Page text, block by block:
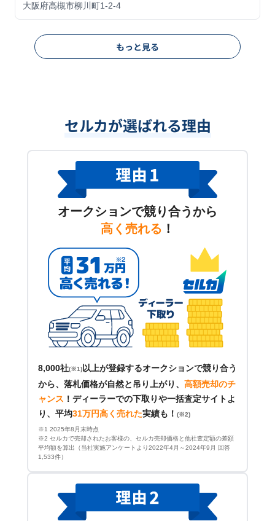
大阪府高槻市柳川町1-2-4
もっと見る
セルカが選ばれる理由
オークションで競り合うから
高く売れる ！
8,000社(※1) 以上が登録するオークションで競り合う
から、落札価格が自然と吊り上がり、 高額売却のチ
ャンス ！ ディーラーでの下取りや一括査定サイトよ
り、平均31万円高く売れた実績も！ (※2)
※1 2025年8月末時点
※2 セルカで売却されたお客様の、セルカ売却価格と他社査定額の差額
平均額を算出（当社実施アンケートより2022年4月～2024年9月 回答
1,533件）